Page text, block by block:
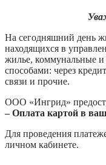
На сегодняшний день
находящихся в
жилье, коммунальные
способами: через
связи и прочие.
ООО «Ингрид»
– Оплата картой в
Для проведения
личном кабинете.